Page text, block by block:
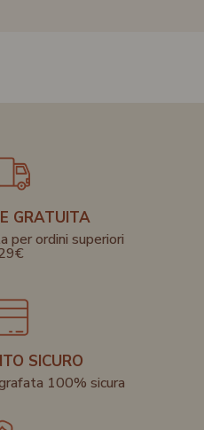
GRATUITA
per ordini superiori
SICURO
100% sicura